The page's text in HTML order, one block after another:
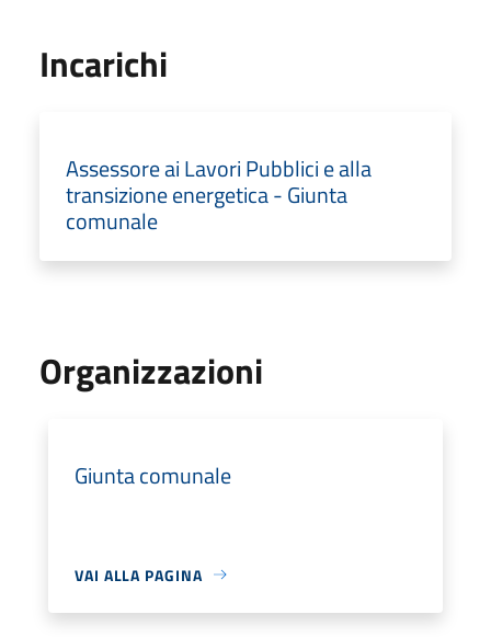
Incarichi
Assessore ai Lavori Pubblici e alla
transizione energetica - Giunta
comunale
Organizzazioni
Giunta comunale
VAI ALLA PAGINA